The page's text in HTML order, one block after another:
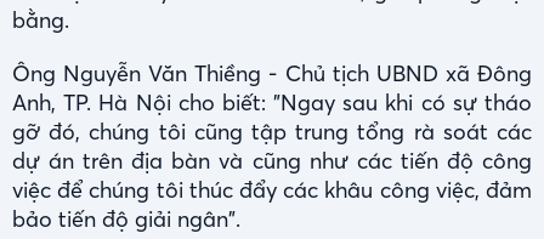
bằng.
Ông Nguyễn Văn Thiềng - Chủ tịch UBND xã Đông
Anh, TP. Hà Nội cho biết: "Ngay sau khi có sự tháo
gỡ đó, chúng tôi cũng tập trung tổng rà soát các
dự án trên địa bàn và cũng như các tiến độ công
việc để chúng tôi thúc đẩy các khâu công việc, đảm
bảo tiến độ giải ngân".